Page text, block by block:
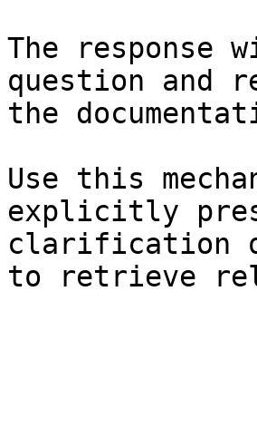
The
question and
the
Use this
explicitly
clarification